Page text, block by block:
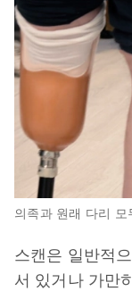
의족과 원래 다리 모
스캔은 일반적
서 있거나 가만